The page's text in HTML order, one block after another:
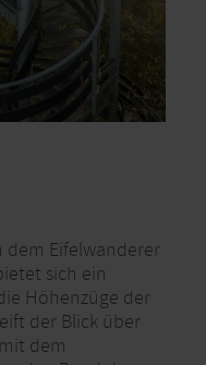
dem Eifelwanderer
sich ein
Höhenzüge der
der Blick über
dem